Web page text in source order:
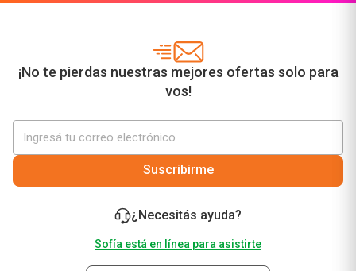
¡No te pierdas nuestras mejores ofertas solo para
vos!
Suscribirme
¿Necesitás ayuda?
Sofía está en línea para asistirte
. anti acne
9
10. nyx